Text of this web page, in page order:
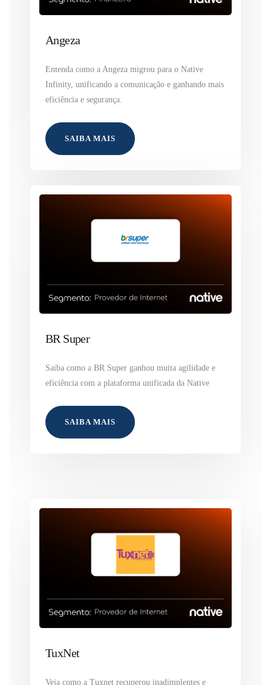
Angeza
Entenda como a Angeza migrou para o Native
Infinity, unificando a comunicação e ganhando mais
eficiência e segurança.
SAIBA MAIS
BR Super
Saiba como a BR Super ganhou muita agilidade e
eficiência com a plataforma unificada da Native
SAIBA MAIS
TuxNet
Veja como a Tuxnet recuperou inadimplentes e